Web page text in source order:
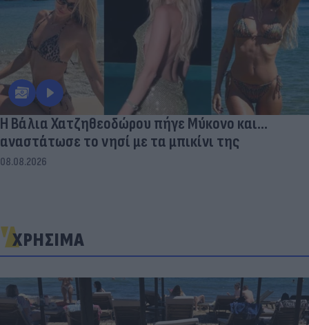
Η Βάλια Χατζηθεοδώρου πήγε Μύκονο και...
αναστάτωσε το νησί με τα μπικίνι της
08.08.2026
ΧΡΗΣΙΜΑ